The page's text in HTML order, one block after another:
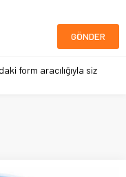
form aracılığıyla siz